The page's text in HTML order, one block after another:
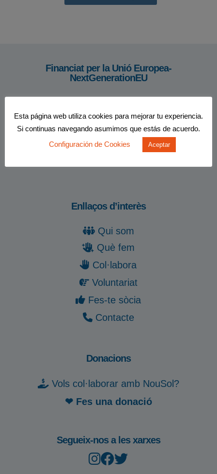
Financiat per la Unió Europea-
NextGenerationEU
Enllaços d’interès
Qui som
Què fem
Col·labora
Voluntariat
Fes-te sòcia
Contacte
Donacions
Vols col·laborar amb NouSol?
❤ Fes una donació
Segueix-nos a les xarxes
Esta página web utiliza cookies para mejorar tu experiencia.
Si continuas navegando asumimos que estás de acuerdo.
Configuración de Cookies
Aceptar